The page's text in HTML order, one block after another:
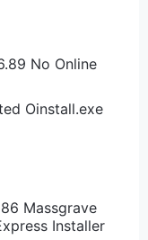
No Online
Oinstall.exe
Massgrave
Installer